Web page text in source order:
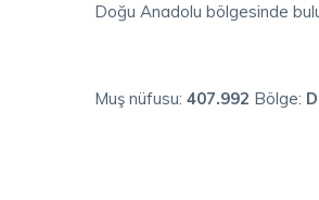
Doğu Anadolu bölgesinde
Muş nüfusu: 407.992 Bölge: